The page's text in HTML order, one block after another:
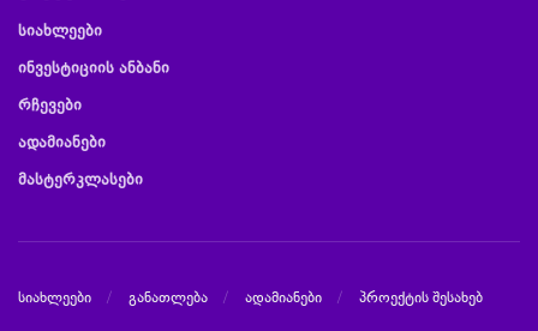
სიახლეები
ინვესტიციის ანბანი
რჩევები
ადამიანები
მასტერკლასები
სიახლეები განათლება ადამიანები პროექტის შესახებ